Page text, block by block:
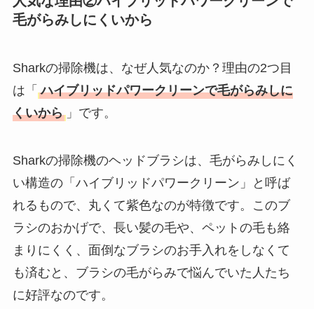
毛がらみしにくいから
Sharkの掃除機は、なぜ人気なのか？理由の2つ目
は「 ハイブリッドパワークリーンで毛がらみしに
くいから 」です。
Sharkの掃除機のヘッドブラシは、毛がらみしにく
い構造の「ハイブリッドパワークリーン」と呼ば
れるもので、丸くて紫色なのが特徴です。このブ
ラシのおかげで、長い髪の毛や、ペットの毛も絡
まりにくく、面倒なブラシのお手入れをしなくて
も済むと、ブラシの毛がらみで悩んでいた人たち
に好評なのです。